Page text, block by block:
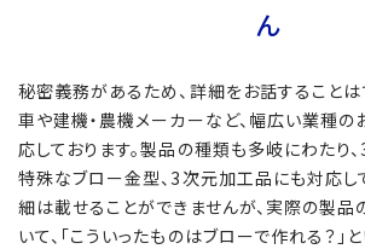
ん
秘密義務があるため、詳細をお話することは
車や建機・農機メーカーなど、幅広い業種の
応しております。製品の種類も多岐にわたり
特殊なブロー金型、3次元加工品にも対応し
細は載せることができませんが、実際の製品
いて、「こういったものはブローで作れる？」